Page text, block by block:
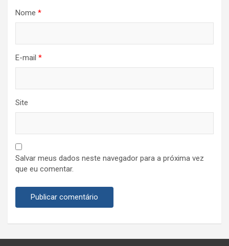
Nome *
E-mail *
Site
Salvar meus dados neste navegador para a próxima vez
que eu comentar.